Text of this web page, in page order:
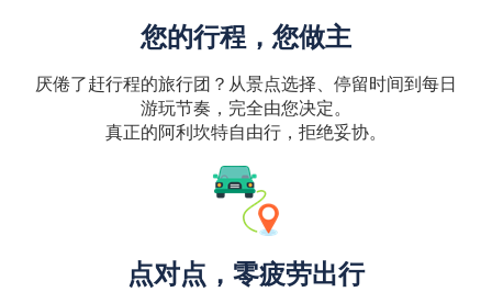
您的行程，您做主
厌倦了赶行程的旅行团？从景点选择、停留时间到每日
游玩节奏，完全由您决定。
真正的阿利坎特自由行，拒绝妥协。
点对点，零疲劳出行